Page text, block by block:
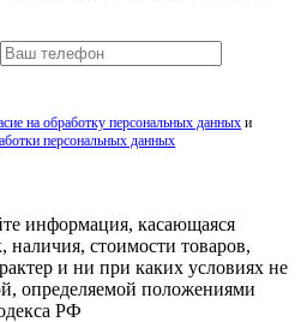
на обработку персональных данных и
персональных данных
информация, касающаяся
наличия, стоимости товаров,
и ни при каких условиях не
определяемой положениями
РФ